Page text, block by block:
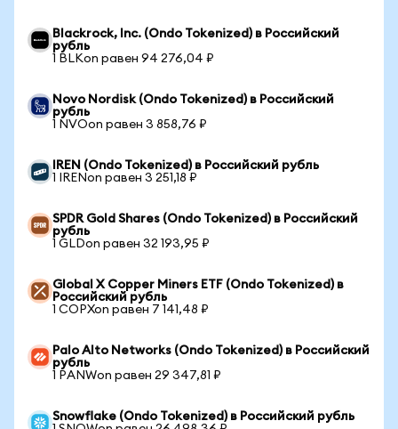
Blackrock, Inc. (Ondo Tokenized) в Российский
рубль
1 BLKon равен 94 276,04 ₽
Novo Nordisk (Ondo Tokenized) в Российский
рубль
1 NVOon равен 3 858,76 ₽
IREN (Ondo Tokenized) в Российский рубль
1 IRENon равен 3 251,18 ₽
SPDR Gold Shares (Ondo Tokenized) в Российский
рубль
1 GLDon равен 32 193,95 ₽
Global X Copper Miners ETF (Ondo Tokenized) в
Российский рубль
1 COPXon равен 7 141,48 ₽
Palo Alto Networks (Ondo Tokenized) в Российский
рубль
1 PANWon равен 29 347,81 ₽
Snowflake (Ondo Tokenized) в Российский рубль